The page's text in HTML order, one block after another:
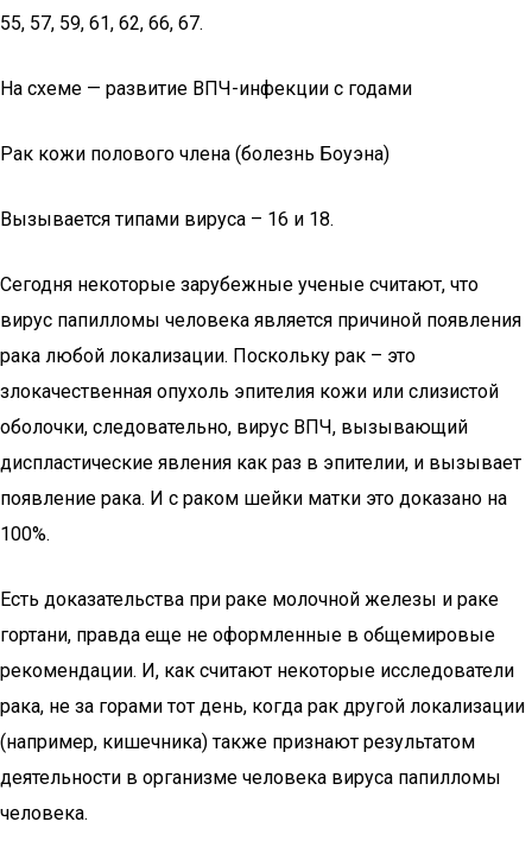
55, 57, 59, 61, 62, 66, 67.
На схеме — развитие ВПЧ-инфекции с годами
Рак кожи полового члена (болезнь Боуэна)
Вызывается типами вируса – 16 и 18.
Сегодня некоторые зарубежные ученые считают, что
вирус папилломы человека является причиной появления
рака любой локализации. Поскольку рак – это
злокачественная опухоль эпителия кожи или слизистой
оболочки, следовательно, вирус ВПЧ, вызывающий
диспластические явления как раз в эпителии, и вызывает
появление рака. И с раком шейки матки это доказано на
100%.
Есть доказательства при раке молочной железы и раке
гортани, правда еще не оформленные в общемировые
рекомендации. И, как считают некоторые исследователи
рака, не за горами тот день, когда рак другой локализации
(например, кишечника) также признают результатом
деятельности в организме человека вируса папилломы
человека.